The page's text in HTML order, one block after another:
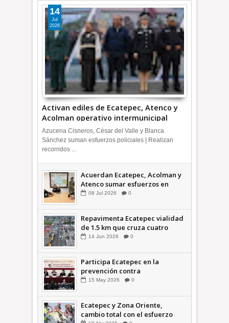
Activan ediles de Ecatepec, Atenco y
Acolman operativo intermunicipal
14
Jul
2026
Azucena Cisneros, César del Valle y Blanca
Sánchez suman esfuerzos policiales | Realizan
recorridos ...
Acuerdan Ecatepec, Acolman y
Atenco sumar esfuerzos en
seguridad
08 Jul 2026 0
Repavimenta Ecatepec vialidad
de 1.5 km que cruza cuatro
comunidades +Video
14 Jun 2026 0
Participa Ecatepec en la
prevención contra
inundaciones en el Valle de
15 May 2026 0
Ecatepec y Zona Oriente,
cambio total con el esfuerzo